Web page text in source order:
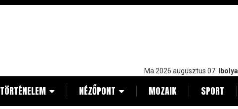
Ma 2026 augusztus 07. Ibolya
TÖRTÉNELEM NÉZŐPONT MOZAIK SPORT